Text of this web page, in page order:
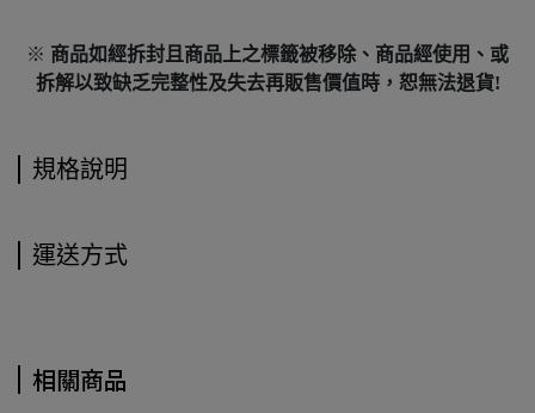
※ 商品如經拆封且商品上之標籤被移除、商品經使用、或
拆解以致缺乏完整性及失去再販售價值時，恕無法退貨!
規格說明
運送方式
相關商品